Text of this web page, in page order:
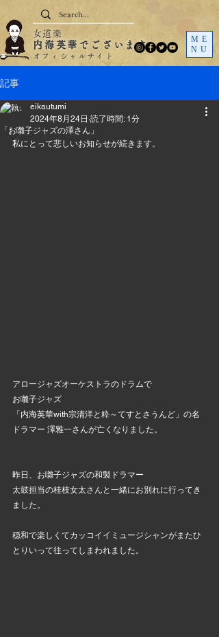
ME
NU
女道楽
内海英華でございます
オフィシャルサイト
記事
「お囃子ジャズの澤さん」
eikautumi
2024年8月24日 読了時間: 1分
私にとって悲しいお知らせが続きます。
アロージャズオーケストラのドラムで
お囃子ジャズ
「内海英華with宗清洋と粋～てすとさうんど」の名
ドラマー 澤雅一さんが亡くなりました。
昨日、お囃子ジャズの和製ドラマー
太鼓担当の桂枝女太さんと一緒にお別れに行ってき
ました。
穏和で楽しくてカッコイイミュージシャンがまたひ
とりいって往ってしまわれました。